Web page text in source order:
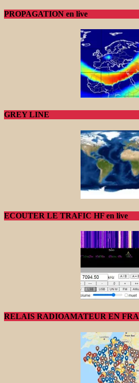
PROPAGATION en live
GREY LINE
ECOUTER LE TRAFIC HF en live
RELAIS RADIOAMATEUR EN